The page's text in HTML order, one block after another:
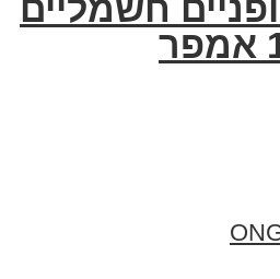
חשמליים